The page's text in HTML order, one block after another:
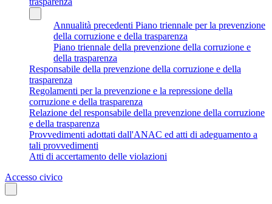
Annualità precedenti Piano triennale per la prevenzione
della corruzione e della trasparenza
Piano triennale della prevenzione della corruzione e
della trasparenza
Responsabile della prevenzione della corruzione e della
trasparenza
Regolamenti per la prevenzione e la repressione della
corruzione e della trasparenza
Relazione del responsabile della prevenzione della corruzione
e della trasparenza
Provvedimenti adottati dall'ANAC ed atti di adeguamento a
tali provvedimenti
Atti di accertamento delle violazioni
Accesso civico